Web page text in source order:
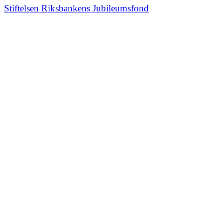
Stiftelsen Riksbankens Jubileumsfond